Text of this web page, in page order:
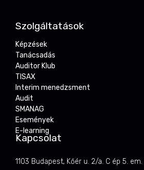
Szolgáltatások
Képzések
Tanácsadás
Auditor Klub
TISAX
Interim menedzsment
Audit
SMANAG
Események
E-learning
Kapcsolat
1103 Budapest, Kőér u. 2/a. C ép 5. em.